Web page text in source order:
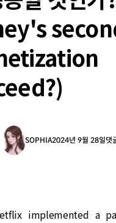
SOPHIA2024년 9월 28일댓
implemented a